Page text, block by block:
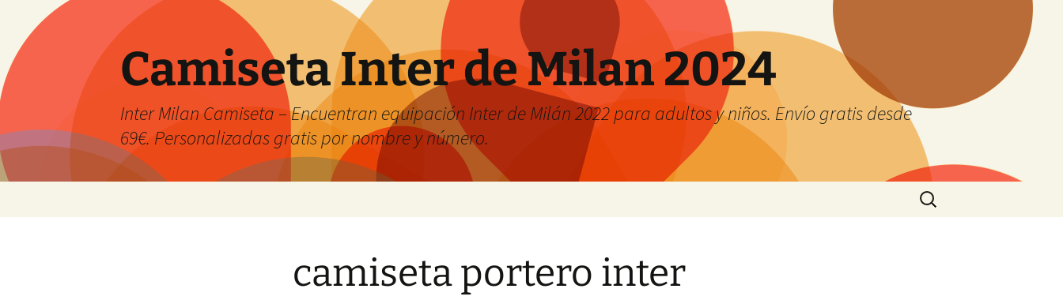
Camiseta Inter de Milan 2024
Inter Milan Camiseta – Encuentran equipación Inter de Milán 2022 para adultos y niños. Envío gratis desde
69€. Personalizadas gratis por nombre y número.
Buscar:
camiseta portero inter